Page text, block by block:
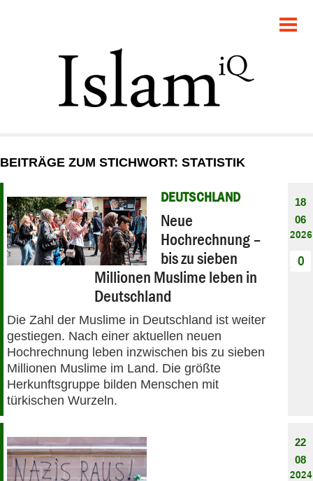
GESELLSCHAFT
STARTSEITE
DEBATTE
PANORAMA
BEITRÄGE ZUM STICHWORT: STATISTIK
DEUTSCHLAND
Neue
Hochrechnung –
bis zu sieben
Millionen Muslime leben in
Deutschland
Die Zahl der Muslime in Deutschland ist weiter
gestiegen. Nach einer aktuellen neuen
Hochrechnung leben inzwischen bis zu sieben
Millionen Muslime im Land. Die größte
Herkunftsgruppe bilden Menschen mit
türkischen Wurzeln.
18
06
2026
0
22
08
2024